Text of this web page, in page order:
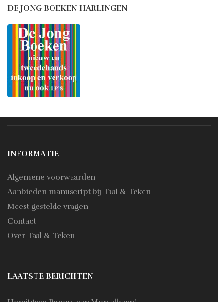
DE JONG BOEKEN HARLINGEN
INFORMATIE
Algemene voorwaarden
Aanbieden manuscript bij Taal & Teken
Meest gestelde vragen
Contact
Over Taal & Teken
LAATSTE BERICHTEN